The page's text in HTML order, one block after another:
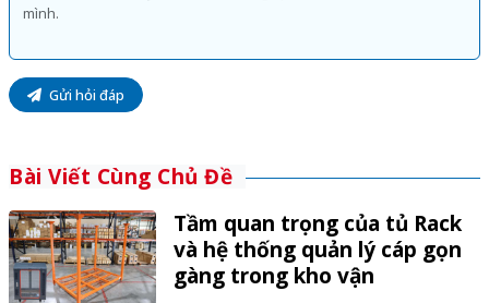
Gửi hỏi đáp
Bài Viết Cùng Chủ Đề
Tầm quan trọng của tủ Rack
và hệ thống quản lý cáp gọn
gàng trong kho vận